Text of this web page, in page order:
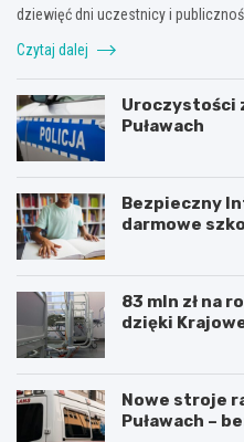
dziewięć dni uczestnicy i
Czytaj dalej
Uroczystości
Puławach
Bezpieczny
darmowe
83 mln zł na
dzięki
Nowe stroje
Puławach –